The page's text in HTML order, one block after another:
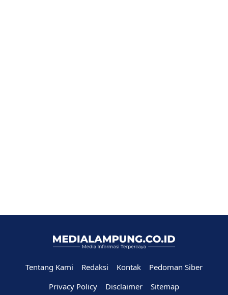
Tentang Kami Redaksi Kontak
Pedoman Siber
Privacy Policy
Disclaimer Sitemap